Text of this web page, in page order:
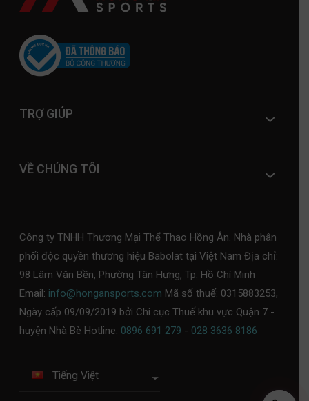
TRỢ GIÚP
VỀ CHÚNG TÔI
Công ty TNHH Thương Mại Thể Thao Hồng Ân. Nhà phân
phối độc quyền thương hiệu Babolat tại Việt Nam Địa chỉ:
98 Lâm Văn Bền, Phường Tân Hưng, Tp. Hồ Chí Minh
Email: info@hongansports.com Mã số thuế: 0315883253,
Ngày cấp 09/09/2019 bởi Chi cục Thuế khu vực Quận 7 -
huyện Nhà Bè Hotline: 0896 691 279 - 028 3636 8186
Tiếng Việt